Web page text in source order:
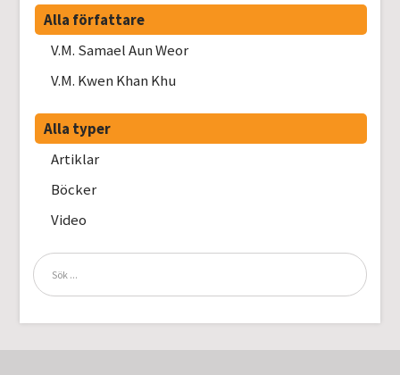
Alla författare
V.M. Samael Aun Weor
V.M. Kwen Khan Khu
Alla typer
Artiklar
Böcker
Video